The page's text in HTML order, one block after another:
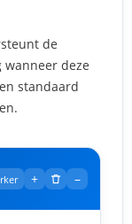
de
deze
standaard
+ –